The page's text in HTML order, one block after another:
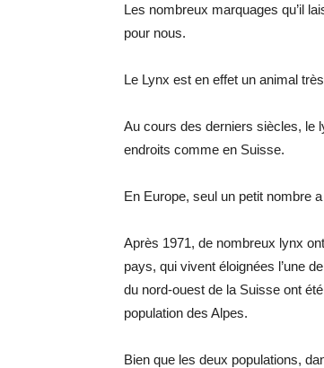
Les nombreux marquages qu’il
pour nous.
Le Lynx est en effet un animal
Au cours des derniers siècles, le
endroits comme en Suisse.
En Europe, seul un petit nombre
Après 1971, de nombreux lynx
pays, qui vivent éloignées l’une
du nord-ouest de la Suisse ont
population des Alpes.
Bien que les deux populations,